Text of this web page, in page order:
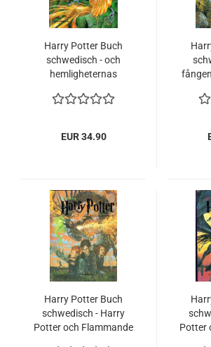
Harry Potter Buch
schwedisch - och
hemligheternas
EUR 34.90
Harry Potter Buch
schwedisch - Harry
Potter och Flammande
Potter